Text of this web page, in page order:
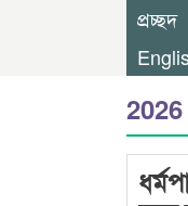
প্রচ্ছদ